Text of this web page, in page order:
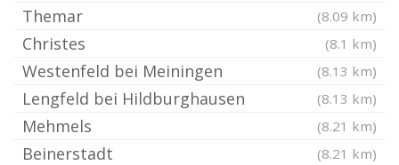
Themar (8.09 km)
Christes (8.1 km)
Westenfeld bei Meiningen (8.13 km)
Lengfeld bei Hildburghausen (8.13 km)
Mehmels (8.21 km)
Beinerstadt (8.21 km)